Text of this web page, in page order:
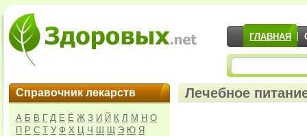
ГЛАВНАЯ
Справочник лекарств
А Б В Г Д Е Ё Ж З И Й К Л М Н О
П Р С Т У Ф Х Ц Ч Ш Щ Э Ю Я
Лечебное